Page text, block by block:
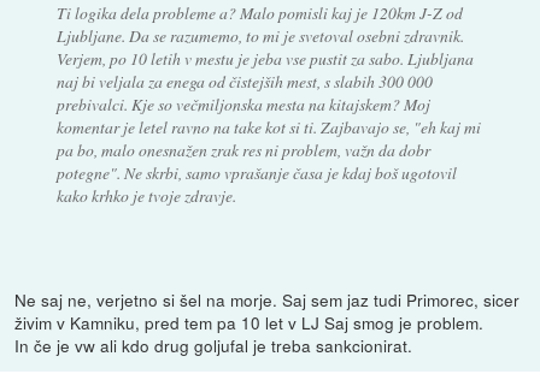
Ti logika dela probleme a? Malo pomisli kaj je 120km J-Z od
Ljubljane. Da se razumemo, to mi je svetoval osebni zdravnik.
Verjem, po 10 letih v mestu je jeba vse pustit za sabo. Ljubljana
naj bi veljala za enega od čistejših mest, s slabih 300 000
prebivalci. Kje so večmiljonska mesta na kitajskem? Moj
komentar je letel ravno na take kot si ti. Zajbavajo se, "eh kaj mi
pa bo, malo onesnažen zrak res ni problem, važn da dobr
potegne". Ne skrbi, samo vprašanje časa je kdaj boš ugotovil
kako krhko je tvoje zdravje.
Ne saj ne, verjetno si šel na morje. Saj sem jaz tudi Primorec, sicer
živim v Kamniku, pred tem pa 10 let v LJ Saj smog je problem.
In če je vw ali kdo drug goljufal je treba sankcionirat.